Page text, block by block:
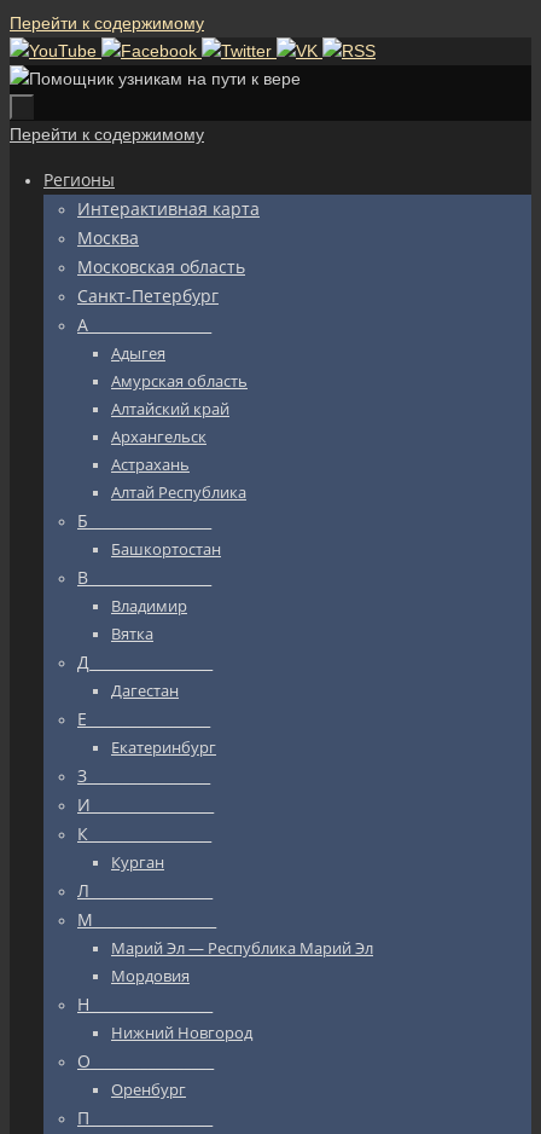
Перейти к содержимому
Перейти к содержимому
Регионы
Интерактивная карта
Москва
Московская область
Санкт-Петербург
А_________________
Адыгея
Амурская область
Алтайский край
Архангельск
Астрахань
Алтай Республика
Б_________________
Башкортостан
В_________________
Владимир
Вятка
Д_________________
Дагестан
Е_________________
Екатеринбург
З_________________
И_________________
К_________________
Курган
Л_________________
М_________________
Марий Эл — Республика Марий Эл
Мордовия
Н_________________
Нижний Новгород
О_________________
Оренбург
П_________________